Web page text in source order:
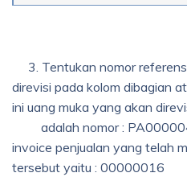
3. Tentukan nomor
direvisi pada kolom dibagian
ini uang muka yang akan
adalah nomor :
invoice penjualan yang telah
tersebut yaitu : 00000016